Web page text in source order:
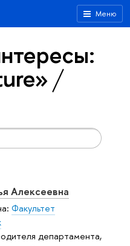
Меню
Алексеевна
Факультет
департамента,